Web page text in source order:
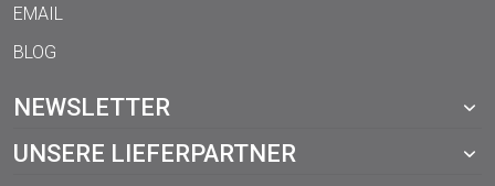
EMAIL
BLOG
NEWSLETTER
UNSERE LIEFERPARTNER